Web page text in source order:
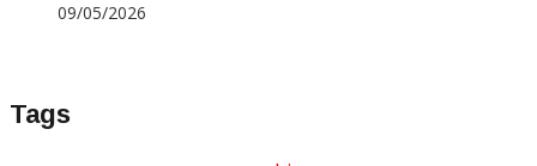
09/05/2026
Tags